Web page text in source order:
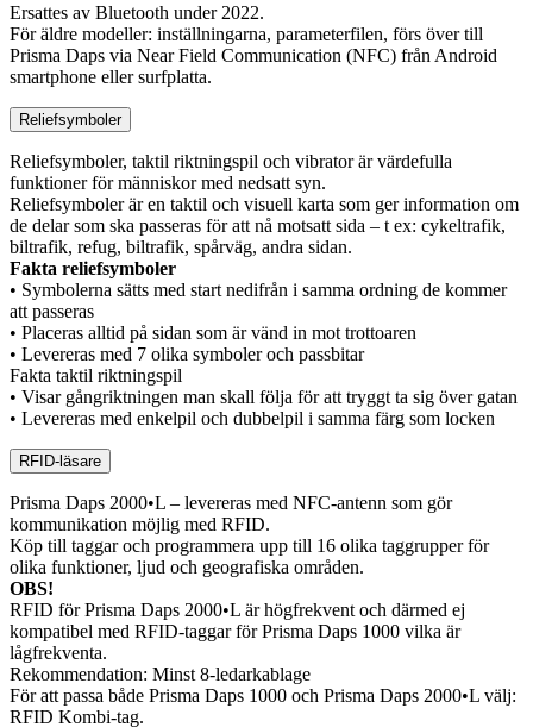
Ersattes av Bluetooth under 2022.
För äldre modeller: inställningarna, parameterfilen, förs över till
Prisma Daps via Near Field Communication (NFC) från Android
smartphone eller surfplatta.
Reliefsymboler
Reliefsymboler, taktil riktningspil och vibrator är värdefulla
funktioner för människor med nedsatt syn.
Reliefsymboler är en taktil och visuell karta som ger information om
de delar som ska passeras för att nå motsatt sida – t ex: cykeltrafik,
biltrafik, refug, biltrafik, spårväg, andra sidan.
Fakta reliefsymboler
• Symbolerna sätts med start nedifrån i samma ordning de kommer
att passeras
• Placeras alltid på sidan som är vänd in mot trottoaren
• Levereras med 7 olika symboler och passbitar
Fakta taktil riktningspil
• Visar gångriktningen man skall följa för att tryggt ta sig över gatan
• Levereras med enkelpil och dubbelpil i samma färg som locken
RFID-läsare
Prisma Daps 2000•L – levereras med NFC-antenn som gör
kommunikation möjlig med RFID.
Köp till taggar och programmera upp till 16 olika taggrupper för
olika funktioner, ljud och geografiska områden.
OBS!
RFID för Prisma Daps 2000•L är högfrekvent och därmed ej
kompatibel med RFID-taggar för Prisma Daps 1000 vilka är
lågfrekventa.
Rekommendation: Minst 8-ledarkablage
För att passa både Prisma Daps 1000 och Prisma Daps 2000•L välj:
RFID Kombi-tag.